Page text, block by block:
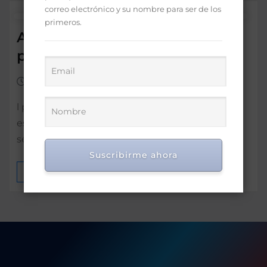
Abinader supervisa una
presa
l presidente Luis Abinader realizaba próximo a
este mediodía un recorrido de supervisión por
segunda vez a la presa de…
MÁS INFORMACIÓN
correo electrónico y su nombre para ser de los
primeros.
Suscribirme ahora